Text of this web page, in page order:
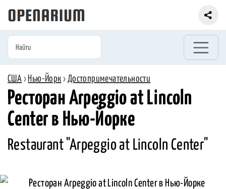
США › Нью-Йорк › Достопримечательности
Ресторан Arpeggio at Lincoln
Center в Нью-Йорке
Restaurant "Arpeggio at Lincoln Center"